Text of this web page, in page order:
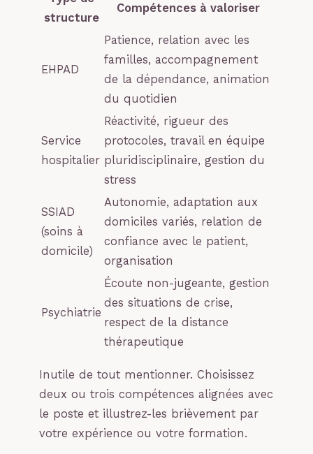
structure
Compétences à valoriser
EHPAD
Patience, relation avec les
familles, accompagnement
de la dépendance, animation
du quotidien
Service
hospitalier
Réactivité, rigueur des
protocoles, travail en équipe
pluridisciplinaire, gestion du
stress
SSIAD
(soins à
domicile)
Autonomie, adaptation aux
domiciles variés, relation de
confiance avec le patient,
organisation
Psychiatrie
Écoute non-jugeante, gestion
des situations de crise,
respect de la distance
thérapeutique
Inutile de tout mentionner. Choisissez
deux ou trois compétences alignées avec
le poste et illustrez-les brièvement par
votre expérience ou votre formation.